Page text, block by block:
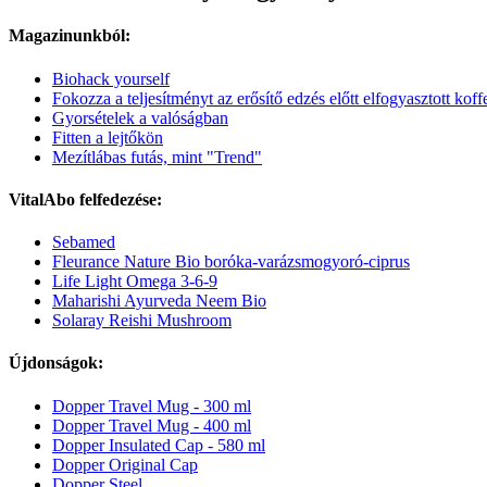
Magazinunkból:
Biohack yourself
Fokozza a teljesítményt az erősítő edzés előtt elfogyasztott
Gyorsételek a valóságban
Fitten a lejtőkön
Mezítlábas futás, mint "Trend"
VitalAbo felfedezése:
Sebamed
Fleurance Nature Bio boróka-varázsmogyoró-ciprus
Life Light Omega 3-6-9
Maharishi Ayurveda Neem Bio
Solaray Reishi Mushroom
Újdonságok:
Dopper Travel Mug - 300 ml
Dopper Travel Mug - 400 ml
Dopper Insulated Cap - 580 ml
Dopper Original Cap